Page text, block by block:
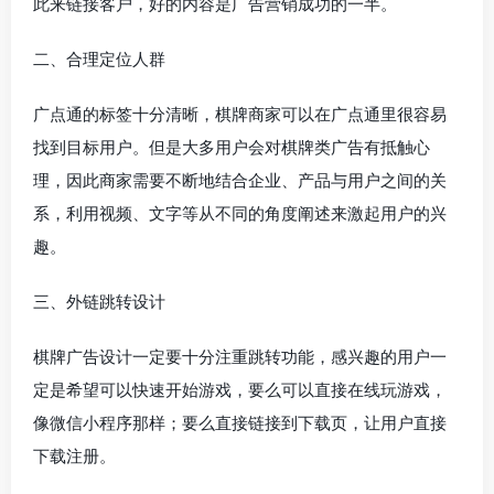
二、合理定位人群
广点通的标签十分清晰，棋牌商家可以在广点通里很容易
找到目标用户。但是大多用户会对棋牌类广告有抵触心
理，因此商家需要不断地结合企业、产品与用户之间的关
系，利用视频、文字等从不同的角度阐述来激起用户的兴
趣。
三、外链跳转设计
棋牌广告设计一定要十分注重跳转功能，感兴趣的用户一
定是希望可以快速开始游戏，要么可以直接在线玩游戏，
像微信小程序那样；要么直接链接到下载页，让用户直接
下载注册。